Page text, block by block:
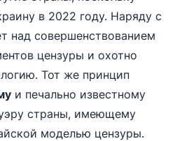
в 2022 году. Наряду с
над совершенствованием
цензуры и охотно
Тот же принцип
и печально известному
страны, имеющему
моделью цензуры.